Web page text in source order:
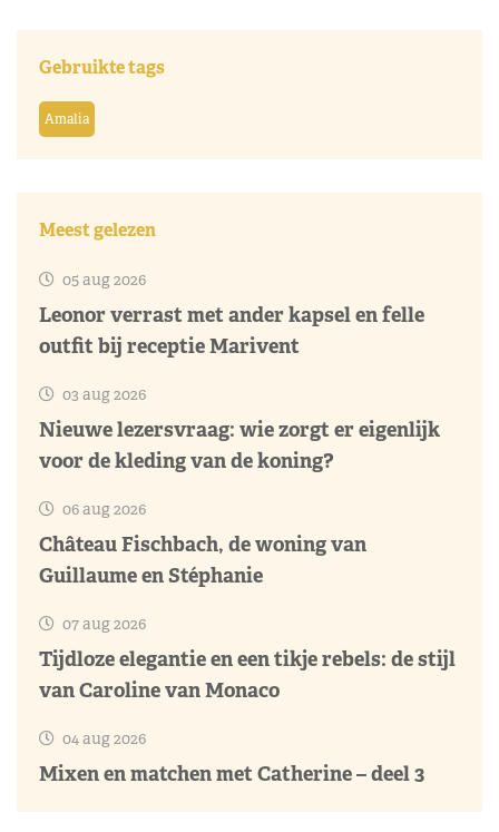
Gebruikte tags
Amalia
Meest gelezen
05 aug 2026
Leonor verrast met ander kapsel en felle
outfit bij receptie Marivent
03 aug 2026
Nieuwe lezersvraag: wie zorgt er eigenlijk
voor de kleding van de koning?
06 aug 2026
Château Fischbach, de woning van
Guillaume en Stéphanie
07 aug 2026
Tijdloze elegantie en een tikje rebels: de stijl
van Caroline van Monaco
04 aug 2026
Mixen en matchen met Catherine – deel 3